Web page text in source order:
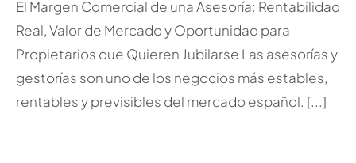
El Margen Comercial de una Asesoría: Rentabilidad
Real, Valor de Mercado y Oportunidad para
Propietarios que Quieren Jubilarse Las asesorías y
gestorías son uno de los negocios más estables,
rentables y previsibles del mercado español. [...]